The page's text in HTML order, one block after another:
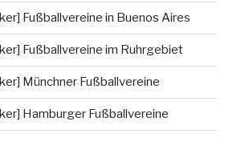
Fußballvereine in Buenos Aires
Fußballvereine im Ruhrgebiet
Münchner Fußballvereine
Hamburger Fußballvereine